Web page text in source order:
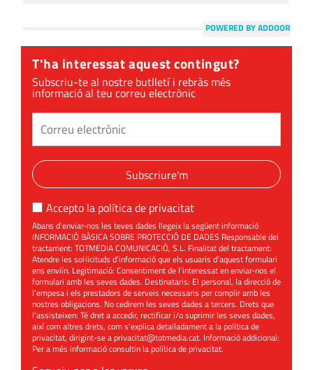
POWERED BY ADDOOR
T'ha interessat aquest contingut?
Subscriu-te al nostre butlletí i rebràs més
informació al teu correu electrònic
Subscriure'm
Accepto la política de privacitat
Abans d'enviar-nos les teves dades llegeix la següent informació
INFORMACIÓ BÀSICA SOBRE PROTECCIÓ DE DADES Responsable del
tractament: TOTMEDIA COMUNICACIÓ, S.L. Finalitat del tractament:
Atendre les sol·licituds d'informació que els usuaris d'aquest formulari
ens enviïn. Legitimació: Consentiment de l'interessat en enviar-nos el
formulari amb les seves dades. Destinataris: El personal, la direcció de
l'empesa i els prestadors de serveis necessaris per complir amb les
nostres obligacions. No cedirem les seves dades a tercers. Drets que
l'assisteixen: Té dret a accedir, rectificar i/o suprimir les seves dades,
així com altres drets, com s'explica detalladament a la política de
privacitat, dirigint-se aprivacitat@totmedia.cat. Informació addicional:
Per a més informació consultin lapolítica de privacitat.